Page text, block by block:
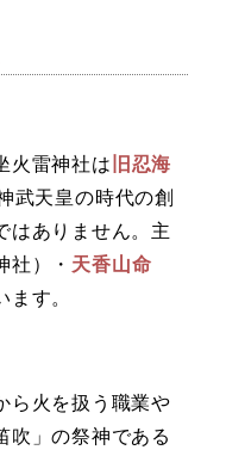
火雷神社は旧忍海
武天皇の時代の創
はありません。主
社）・ 天香山命
す。
ら火を扱う職業や
吹」の祭神である